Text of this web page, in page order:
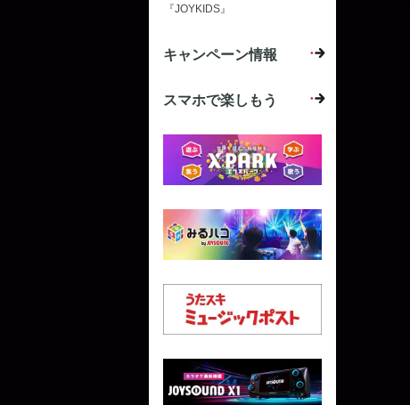
『JOYKIDS』
キャンペーン情報
スマホで楽しもう